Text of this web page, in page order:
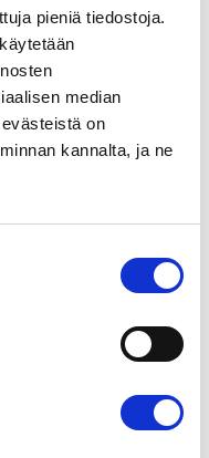
pieniä tiedostoja.
median
on
kannalta, ja ne
at 23:59